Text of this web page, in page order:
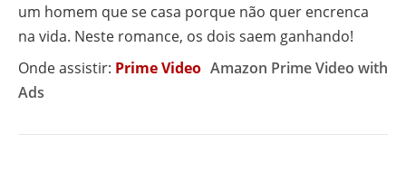
um homem que se casa porque não quer encrenca
na vida. Neste romance, os dois saem ganhando!
Onde assistir: Prime Video Amazon Prime Video with
Ads